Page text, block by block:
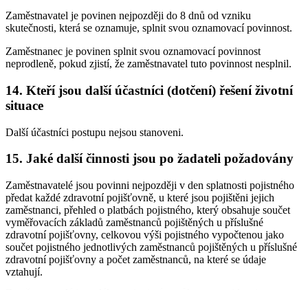
Zaměstnavatel je povinen nejpozději do 8 dnů od vzniku
skutečnosti, která se oznamuje, splnit svou oznamovací povinnost.
Zaměstnanec je povinen splnit svou oznamovací povinnost
neprodleně, pokud zjistí, že zaměstnavatel tuto povinnost nesplnil.
14. Kteří jsou další účastníci (dotčení) řešení životní
situace
Další účastníci postupu nejsou stanoveni.
15. Jaké další činnosti jsou po žadateli požadovány
Zaměstnavatelé jsou povinni nejpozději v den splatnosti pojistného
předat každé zdravotní pojišťovně, u které jsou pojištěni jejich
zaměstnanci, přehled o platbách pojistného, který obsahuje součet
vyměřovacích základů zaměstnanců pojištěných u příslušné
zdravotní pojišťovny, celkovou výši pojistného vypočtenou jako
součet pojistného jednotlivých zaměstnanců pojištěných u příslušné
zdravotní pojišťovny a počet zaměstnanců, na které se údaje
vztahují.